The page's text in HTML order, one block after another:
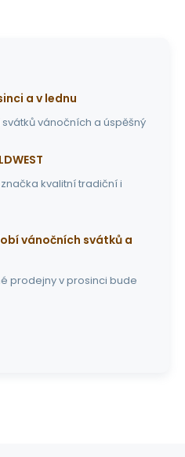
a v lednu
vánočních a úspěšný
značka kvalitní tradiční i
vánočních svátků a
prodejny v prosinci bude